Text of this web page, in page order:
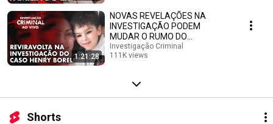
1:21:28
NOVAS REVELAÇÕES NA
INVESTIGAÇÃO PODEM
MUDAR O RUMO DO
JULGAMENTO! - IC NEWS
Investigação Criminal
111K views
Shorts